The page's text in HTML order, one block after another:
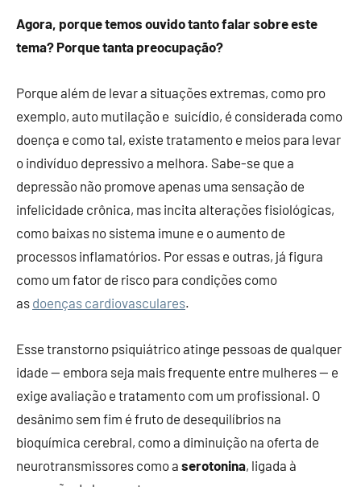
Agora, porque temos ouvido tanto falar sobre este
tema? Porque tanta preocupação?
Porque além de levar a situações extremas, como pro
exemplo, auto mutilação e suicídio, é considerada como
doença e como tal, existe tratamento e meios para levar
o indivíduo depressivo a melhora. Sabe-se que a
depressão não promove apenas uma sensação de
infelicidade crônica, mas incita alterações fisiológicas,
como baixas no sistema imune e o aumento de
processos inflamatórios. Por essas e outras, já figura
como um fator de risco para condições como
as doenças cardiovasculares.
Esse transtorno psiquiátrico atinge pessoas de qualquer
idade — embora seja mais frequente entre mulheres — e
exige avaliação e tratamento com um profissional. O
desânimo sem fim é fruto de desequilíbrios na
bioquímica cerebral, como a diminuição na oferta de
neurotransmissores como a serotonina, ligada à